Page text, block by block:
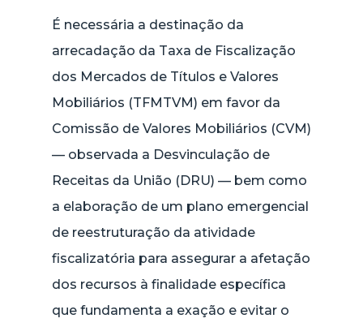
É necessária a destinação da
arrecadação da Taxa de Fiscalização
dos Mercados de Títulos e Valores
Mobiliários (TFMTVM) em favor da
Comissão de Valores Mobiliários (CVM)
— observada a Desvinculação de
Receitas da União (DRU) — bem como
a elaboração de um plano emergencial
de reestruturação da atividade
fiscalizatória para assegurar a afetação
dos recursos à finalidade específica
que fundamenta a exação e evitar o